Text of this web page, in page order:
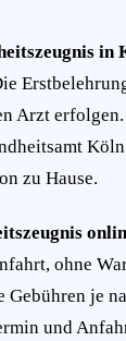
in
Arzt
zu Hause.
ohne
Gebühren je
und